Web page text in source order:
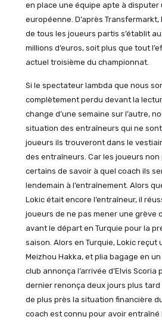
en place une équipe apte à disputer
européenne. D’après
de tous les joueurs partis s’établit
millions d’euros, soit plus que tout
actuel troisième du championnat.
Si le spectateur lambda que nous
complètement perdu devant la
change d’une semaine sur l’autre,
situation des entraîneurs qui ne
joueurs ils trouveront dans le
des entraîneurs. Car les joueurs non
certains de savoir à quel coach ils
lendemain à l’entraînement. Alors
Lokic était encore l’entraîneur, il
joueurs de ne pas mener une grève
avant le départ en Turquie pour la
saison. Alors en Turquie, Lokic reçut
Meizhou Hakka, et plia bagage en
club annonça l’arrivée d’Elvis Scoria
dernier renonça deux jours plus
de plus près la situation financière
coach est connu pour avoir entraîné